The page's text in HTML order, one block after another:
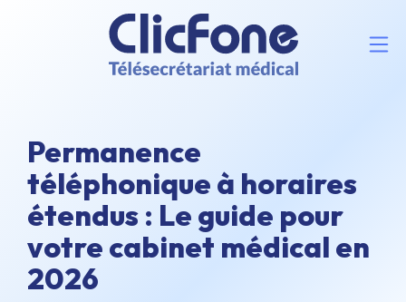
Permanence
téléphonique à horaires
étendus : Le guide pour
votre cabinet médical en
2026